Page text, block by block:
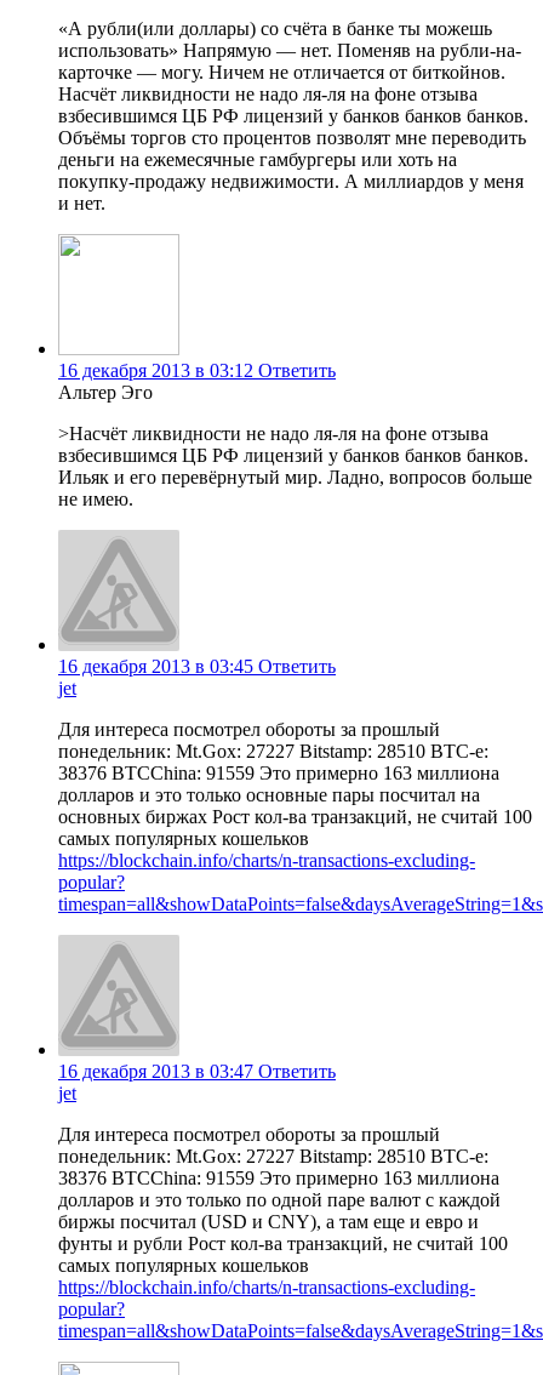
«А рубли(или доллары) со счёта в банке ты можешь
использовать» Напрямую — нет. Поменяв на рубли-на-
карточке — могу. Ничем не отличается от биткойнов.
Насчёт ликвидности не надо ля-ля на фоне отзыва
взбесившимся ЦБ РФ лицензий у банков банков банков.
Объёмы торгов сто процентов позволят мне переводить
деньги на ежемесячные гамбургеры или хоть на
покупку-продажу недвижимости. А миллиардов у меня
и нет.
16 декабря 2013 в 03:12 Ответить
Альтер Эго
>Насчёт ликвидности не надо ля-ля на фоне отзыва
взбесившимся ЦБ РФ лицензий у банков банков банков.
Ильяк и его перевёрнутый мир. Ладно, вопросов больше
не имею.
16 декабря 2013 в 03:45 Ответить
jet
Для интереса посмотрел обороты за прошлый
понедельник: Mt.Gox: 27227 Bitstamp: 28510 BTC-e:
38376 BTCChina: 91559 Это примерно 163 миллиона
долларов и это только основные пары посчитал на
основных биржах Рост кол-ва транзакций, не считай 100
самых популярных кошельков
https://blockchain.info/charts/n-transactions-excluding-
popular?
16 декабря 2013 в 03:47 Ответить
jet
Для интереса посмотрел обороты за прошлый
понедельник: Mt.Gox: 27227 Bitstamp: 28510 BTC-e:
38376 BTCChina: 91559 Это примерно 163 миллиона
долларов и это только по одной паре валют с каждой
биржы посчитал (USD и CNY), а там еще и евро и
фунты и рубли Рост кол-ва транзакций, не считай 100
самых популярных кошельков
https://blockchain.info/charts/n-transactions-excluding-
popular?